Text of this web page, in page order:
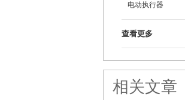
电动执行器
查看更多
相关文章